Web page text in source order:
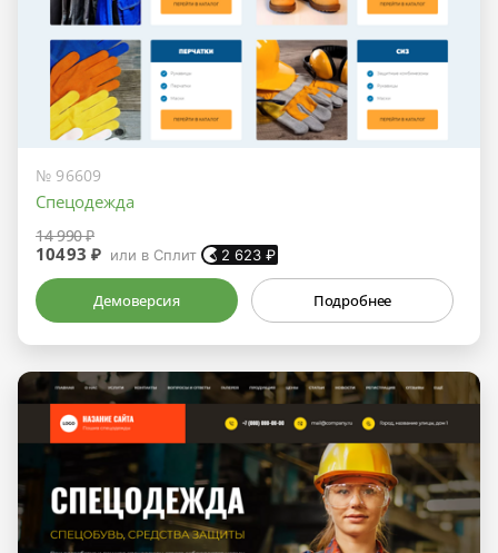
№ 96609
Спецодежда
14 990 ₽
10493 ₽ или в Сплит 2 623 ₽
Демоверсия Подробнее